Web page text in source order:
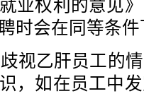
业权利的意见
时会在同等条
乙肝员工的情
，如在员工中